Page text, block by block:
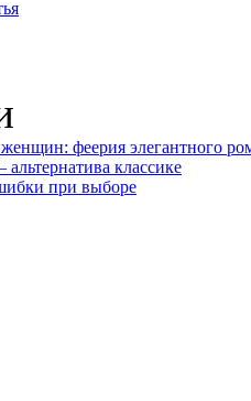
феерия элегантного
классике
при выборе